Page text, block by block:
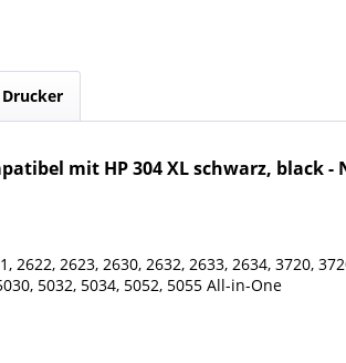
mit HP 304 XL schwarz, black -
2622, 2623, 2630, 2632, 2633, 2634, 3720,
5032, 5034, 5052, 5055 All-in-One